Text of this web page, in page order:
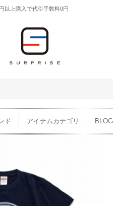
以上購入で代引手数料0円
ド アイテムカテゴリ BLOG